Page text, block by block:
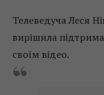
Телеведуча Леся
вирішила
своїм відео.